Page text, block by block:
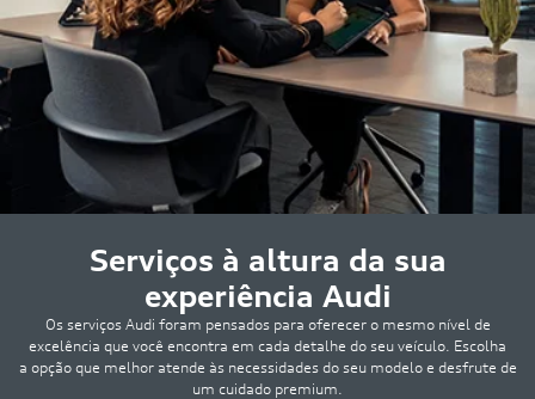
Serviços à altura da sua
experiência Audi
Os serviços Audi foram pensados para oferecer o mesmo nível de
excelência que você encontra em cada detalhe do seu veículo. Escolha
a opção que melhor atende às necessidades do seu modelo e desfrute de
um cuidado premium.